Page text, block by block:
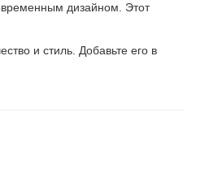
дизайном. Этот
и стиль. Добавьте его в